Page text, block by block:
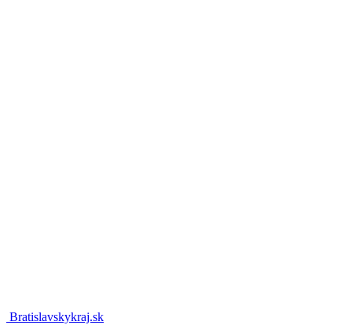
Bratislavskykraj.sk